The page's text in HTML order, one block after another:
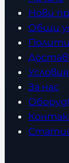
Нови
Общи
За нас